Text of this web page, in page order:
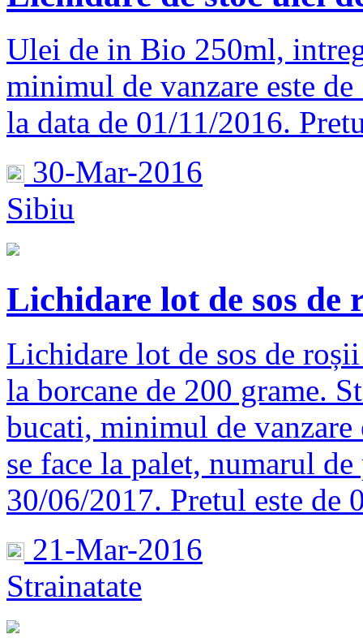
Ulei de in Bio 250ml,
minimul de vanzare este
la data de 01/11/2016.
30-Mar-2016
Sibiu
Lichidare lot de sos de
Lichidare lot de sos de
la borcane de 200 grame.
bucati, minimul de vanzare
se face la palet, numarul
30/06/2017. Pretul este de
21-Mar-2016
Strainatate